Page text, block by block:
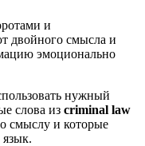
и
двойного смысла и
эмоционально
нужный
слова из criminal law
смыслу и которые